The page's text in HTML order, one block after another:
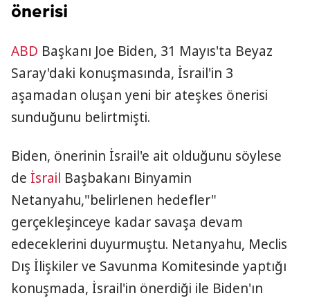
önerisi
ABD Başkanı Joe Biden, 31 Mayıs'ta Beyaz
Saray'daki konuşmasında, İsrail'in 3
aşamadan oluşan yeni bir ateşkes önerisi
sunduğunu belirtmişti.
Biden, önerinin İsrail'e ait olduğunu söylese
de İsrail Başbakanı Binyamin
Netanyahu,"belirlenen hedefler"
gerçekleşinceye kadar savaşa devam
edeceklerini duyurmuştu. Netanyahu, Meclis
Dış İlişkiler ve Savunma Komitesinde yaptığı
konuşmada, İsrail'in önerdiği ile Biden'ın